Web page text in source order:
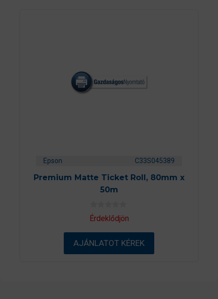
Epson C33S045389
Premium Matte Ticket Roll, 80mm x
50m
0
a
-
ő
Érdeklődjön
AJÁNLATOT KÉREK